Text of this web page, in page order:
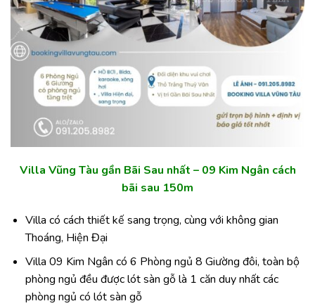
Villa Vũng Tàu gần Bãi Sau nhất – 09 Kim Ngân cách
bãi sau 150m
Villa có cách thiết kế sang trọng, cùng với không gian
Thoáng, Hiện Đại
Villa 09 Kim Ngân có 6 Phòng ngủ 8 Giường đôi, toàn bộ
phòng ngủ đều được lót sàn gỗ là 1 căn duy nhất các
phòng ngủ có lót sàn gỗ